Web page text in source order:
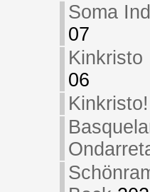
Soma
07
Kinkristo
06
Kinkristo!